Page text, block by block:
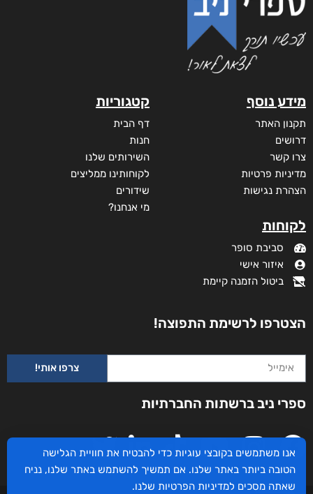
מידע נוסף
תקנון האתר
דרושים
צרו קשר
מדיניות פרטיות
הצהרת נגישות
לקוחות
סביבת סופר
איזור אישי
ביטול הזמנה קיימת
קטגוריות
דף הבית
חנות
השירותים שלנו
לקוחותינו ממליצים
שידורים
מי אנחנו?
הצטרפו לרשימת התפוצה!
צרפו אותי!
ספרי ניב ברשתות החברתיות
אנו משתמשים בקובצי עוגיות כדי להבטיח את חוויית הגלישה
הטובה ביותר באתר שלנו. אם תמשיך להשתמש באתר שלנו, נניח
שאתה מסכים למדיניות הפרטיות שלנו.